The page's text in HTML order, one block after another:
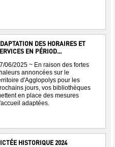
DES HORAIRES ET
EN PÉRIOD...
06/2025 ~ En raison des fortes
annoncées sur le
d'Agglopolys pour les
jours, vos bibliothèques
en place des mesures
adaptées.
HISTORIQUE 2024